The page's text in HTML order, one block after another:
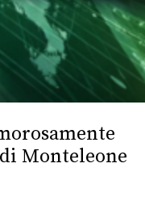
Monteleone